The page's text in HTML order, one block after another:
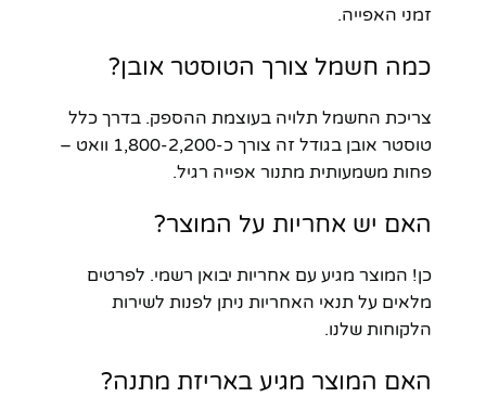
זמני האפייה.
כמה חשמל צורך הטוסטר אובן?
צריכת החשמל תלויה בעוצמת ההספק. בדרך כלל
טוסטר אובן בגודל זה צורך כ-1,800-2,200 וואט –
פחות משמעותית מתנור אפייה רגיל.
האם יש אחריות על המוצר?
כן! המוצר מגיע עם אחריות יבואן רשמי. לפרטים
מלאים על תנאי האחריות ניתן לפנות לשירות
הלקוחות שלנו.
האם המוצר מגיע באריזת מתנה?